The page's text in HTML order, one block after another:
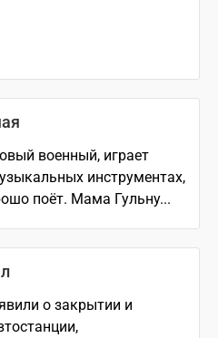
военный, играет
инструментах,
поёт. Мама Гульну...
о закрытии и